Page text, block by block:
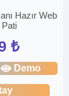
Hazır Web
₺
Demo